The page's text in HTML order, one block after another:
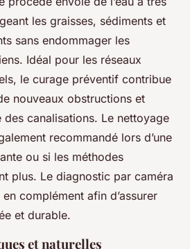
les graisses, sédiments et
sans endommager les
Idéal pour les réseaux
le curage préventif contribue
nouveaux obstructions et
canalisations. Le nettoyage
recommandé lors d’une
ou si les méthodes
plus. Le diagnostic par caméra
complément afin d’assurer
et durable.
et naturelles